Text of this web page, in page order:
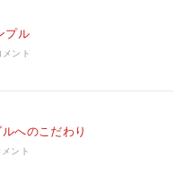
プル
メント
へのこだわり
ント